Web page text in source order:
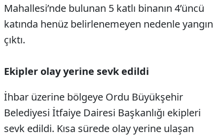
Mahallesi’nde bulunan 5 katlı binanın 4’üncü
katında henüz belirlenemeyen nedenle yangın
çıktı.
Ekipler olay yerine sevk edildi
İhbar üzerine bölgeye Ordu Büyükşehir
Belediyesi İtfaiye Dairesi Başkanlığı ekipleri
sevk edildi. Kısa sürede olay yerine ulaşan